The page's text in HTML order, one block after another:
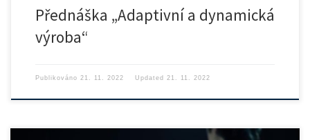
Přednáška „Adaptivní a dynamická
výroba“
Publikováno 21. 11. 2022 Updated 21. 11. 2022